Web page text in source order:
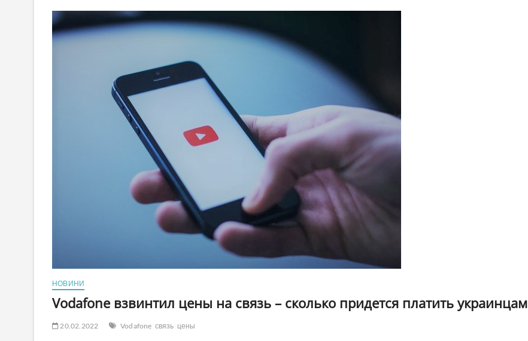
НОВИНИ
Vodafone взвинтил цены на связь – сколько придется платить украинцам
20.02.2022 Vodafone связь цены